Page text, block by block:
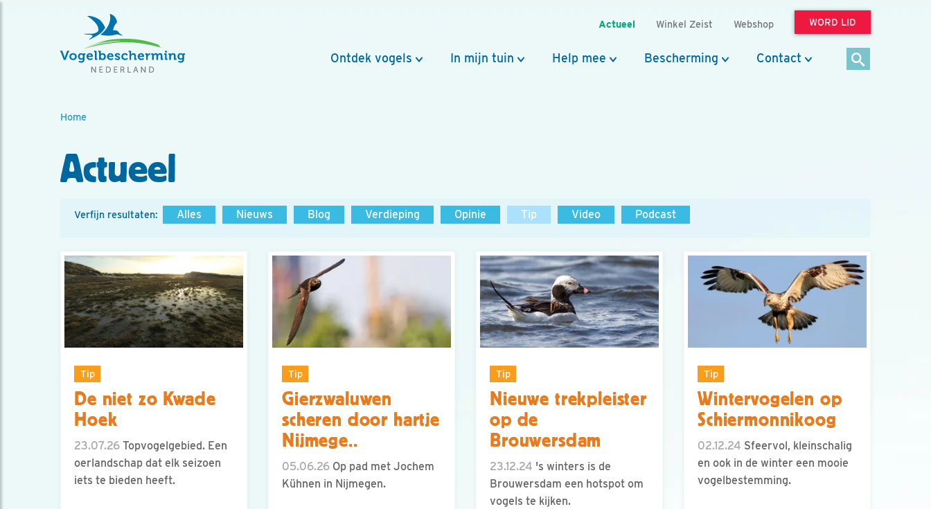
Actueel Winkel Zeist Webshop WORD LID
Ontdek vogels In mijn tuin Help mee Bescherming Contact
Home
Actueel
Verfijn resultaten: Alles Nieuws Blog Verdieping Opinie Tip Video Podcast
Tip
De niet zo Kwade
Hoek
23.07.26 Topvogelgebied. Een
oerlandschap dat elk seizoen
iets te bieden heeft.
Tip
Gierzwaluwen
scheren door hartje
Nijmege..
05.06.26 Op pad met Jochem
Kühnen in Nijmegen.
Tip
Nieuwe trekpleister
op de
Brouwersdam
23.12.24 's winters is de
Brouwersdam een hotspot om
vogels te kijken.
Tip
Wintervogelen op
Schiermonnikoog
02.12.24 Sfeervol, kleinschalig
en ook in de winter een mooie
vogelbestemming.